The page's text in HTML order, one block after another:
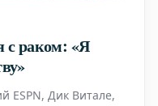
с раком: «Я
ESPN, Дик Витале,